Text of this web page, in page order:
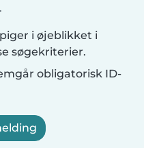
i øjeblikket i
søgekriterier.
obligatorisk ID-